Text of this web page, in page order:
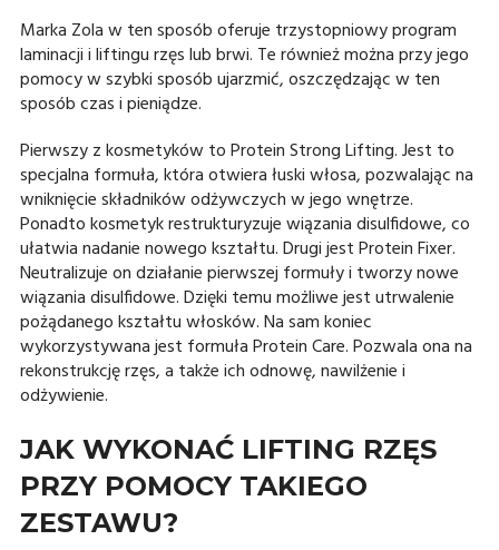
Marka Zola w ten sposób oferuje trzystopniowy program
laminacji i liftingu rzęs lub brwi. Te również można przy jego
pomocy w szybki sposób ujarzmić, oszczędzając w ten
sposób czas i pieniądze.
Pierwszy z kosmetyków to Protein Strong Lifting. Jest to
specjalna formuła, która otwiera łuski włosa, pozwalając na
wniknięcie składników odżywczych w jego wnętrze.
Ponadto kosmetyk restrukturyzuje wiązania disulfidowe, co
ułatwia nadanie nowego kształtu. Drugi jest Protein Fixer.
Neutralizuje on działanie pierwszej formuły i tworzy nowe
wiązania disulfidowe. Dzięki temu możliwe jest utrwalenie
pożądanego kształtu włosków. Na sam koniec
wykorzystywana jest formuła Protein Care. Pozwala ona na
rekonstrukcję rzęs, a także ich odnowę, nawilżenie i
odżywienie.
JAK WYKONAĆ LIFTING RZĘS
PRZY POMOCY TAKIEGO
ZESTAWU?